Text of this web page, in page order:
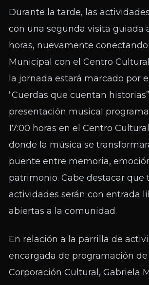
Durante la tarde, las
con una segunda visita guiada
horas, nuevamente
Municipal con el Centro
la jornada estará marcado por
“Cuerdas que cuentan
presentación musical
17:00 horas en el Centro
donde la música se
puente entre memoria,
patrimonio. Cabe destacar que
actividades serán con entrada
abiertas a la comunidad.
En relación a la parrilla de
encargada de programación de
Corporación Cultural, Gabriela